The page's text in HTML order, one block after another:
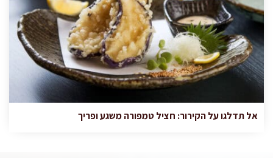
אל תדלגו על הקירור: חציל טמפורה משגע ופריך